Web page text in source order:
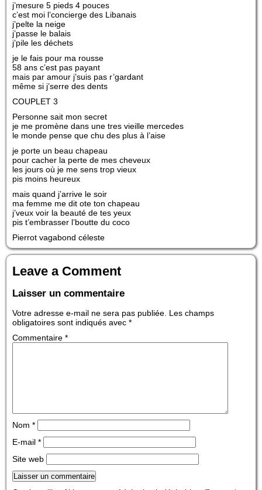
j’mesure 5 pieds 4 pouces
c’est moi l’concierge des Libanais
j’pelte la neige
j’passe le balais
j’pile les déchets
je le fais pour ma rousse
58 ans c’est pas payant
mais par amour j’suis pas r’gardant
même si j’serre des dents
COUPLET 3
Personne sait mon secret
je me promène dans une tres vieille mercedes
le monde pense que chu des plus à l’aise
je porte un beau chapeau
pour cacher la perte de mes cheveux
les jours où je me sens trop vieux
pis moins heureux
mais quand j’arrive le soir
ma femme me dit ote ton chapeau
j’veux voir la beauté de tes yeux
pis t’embrasser l’boutte du coco
Pierrot vagabond céleste
Leave a Comment
Laisser un commentaire
Votre adresse e-mail ne sera pas publiée. Les champs
obligatoires sont indiqués avec *
Commentaire *
Nom *
E-mail *
Site web